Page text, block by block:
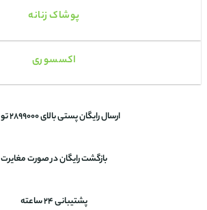
پوشاک زنانه
اکسسوری
ارسال رایگان پستی بالای 2899000 تومان
بازگشت رایگان در صورت مغایرت
پشتیبانی 24 ساعته